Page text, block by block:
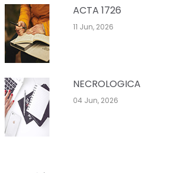
ACTA 1726
11 Jun, 2026
NECROLOGICA
04 Jun, 2026